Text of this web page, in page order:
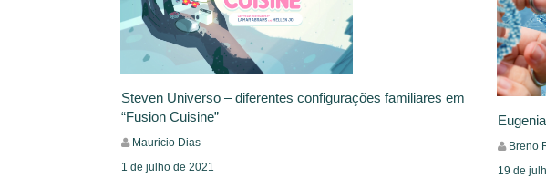
Steven Universo – diferentes configurações familiares em
“Fusion Cuisine”
Mauricio Dias
1 de julho de 2021
Breno
19 de